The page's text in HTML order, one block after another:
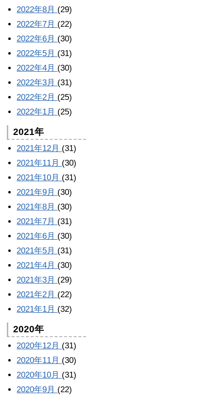
2022年8月 (29)
2022年7月 (22)
2022年6月 (30)
2022年5月 (31)
2022年4月 (30)
2022年3月 (31)
2022年2月 (25)
2022年1月 (25)
2021年
2021年12月 (31)
2021年11月 (30)
2021年10月 (31)
2021年9月 (30)
2021年8月 (30)
2021年7月 (31)
2021年6月 (30)
2021年5月 (31)
2021年4月 (30)
2021年3月 (29)
2021年2月 (22)
2021年1月 (32)
2020年
2020年12月 (31)
2020年11月 (30)
2020年10月 (31)
2020年9月 (22)